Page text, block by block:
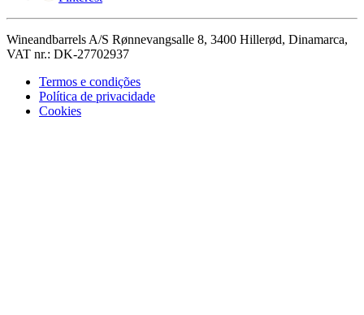
Wineandbarrels A/S Rønnevangsalle 8, 3400 Hillerød, Dinamarca,
VAT nr.: DK-27702937
Termos e condições
Política de privacidade
Cookies